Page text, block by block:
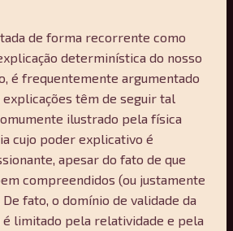
de forma recorrente como
determinística do nosso
é frequentemente argumentado
explicações têm de seguir tal
ilustrado pela física
cujo poder explicativo é
apesar do fato de que
compreendidos (ou justamente
fato, o domínio de validade da
é limitado pela relatividade e pela